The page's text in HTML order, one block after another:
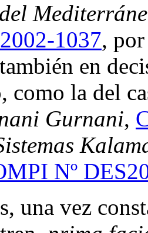
1037,
en
como la del
Gurnani,
Nº
una vez